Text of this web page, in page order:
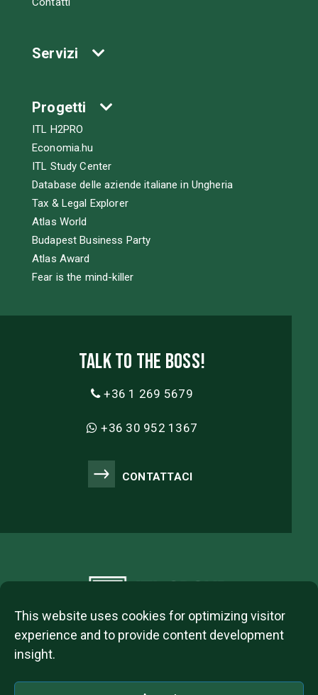
This website uses cookies for optimizing visitor
experience and to provide content development
insight.
Servizi
Progetti
ITL H2PRO
Economia.hu
ITL Study Center
Database delle aziende italiane in Ungheria
Tax & Legal Explorer
Atlas World
Budapest Business Party
Atlas Award
Fear is the mind-killer
Talk to the boss!
+36 1 269 5679
+36 30 952 1367
CONTATTACI